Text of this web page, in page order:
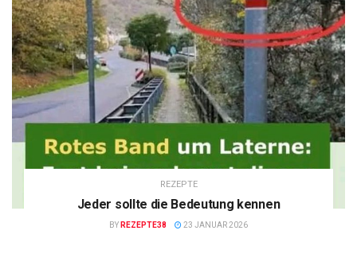
REZEPTE
Jeder sollte die Bedeutung kennen
BY REZEPTE38 23 JANUAR 2026